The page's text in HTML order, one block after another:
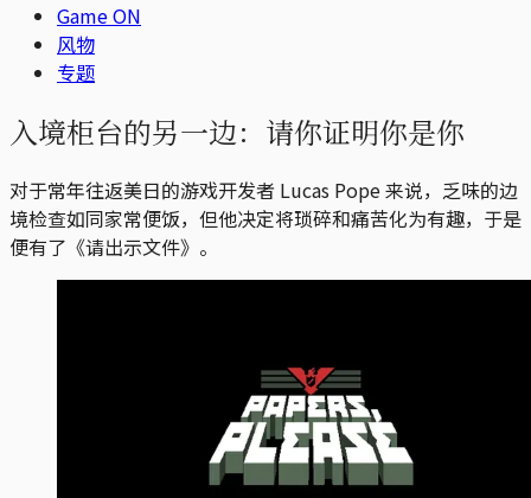
Game ON
风物
专题
入境柜台的另一边：请你证明你是你
对于常年往返美日的游戏开发者 Lucas Pope 来说，乏味的边
境检查如同家常便饭，但他决定将琐碎和痛苦化为有趣，于是
便有了《请出示文件》。